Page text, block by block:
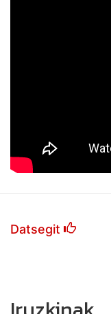
Datsegit